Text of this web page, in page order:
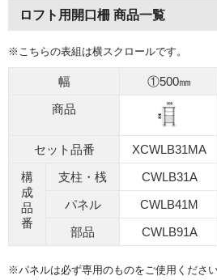
ロフト用開口柵 商品一覧
※こちらの表組は横スクロールです。
幅 ①500㎜
商品
セット品番 XCWLB31MA
構
成
品
番
支柱・桟 CWLB31A
パネル
CWLB41M
部品
CWLB91A
※パネルは必ず専用のものをご使用ください